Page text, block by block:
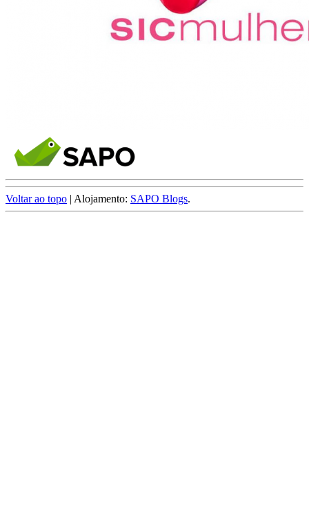
Voltar ao topo | Alojamento: SAPO Blogs.